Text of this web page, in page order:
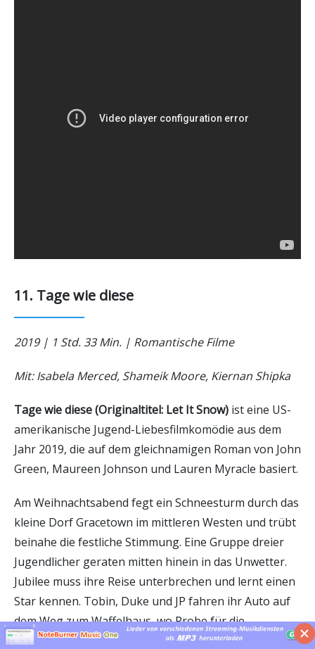
11. Tage wie diese
2019 | 1 Std. 33 Min. | Romantische Filme
Mit: Isabela Merced, Shameik Moore, Kiernan Shipka
Tage wie diese (Originaltitel: Let It Snow) ist eine US-
amerikanische Jugend-Liebesfilmkomödie aus dem
Jahr 2019, die auf dem gleichnamigen Roman von John
Green, Maureen Johnson und Lauren Myracle basiert.
Am Weihnachtsabend fegt ein Schneesturm durch das
kleine Dorf Gracetown im mittleren Westen und trübt
beinahe die festliche Stimmung. Eine Gruppe dreier
Jugendlicher geraten mitten hinein in das Unwetter.
Jubilee muss ihre Reise unterbrechen und lernt einen
Star kennen. Tobin, Duke und JP fahren ihr Auto auf
dem Weg zum Waffelhaus, wo Probe für die
Cheerleader-Choreografieprobe stattfinden sollte, in